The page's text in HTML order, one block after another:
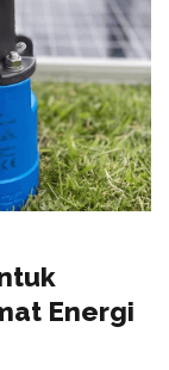
Energi